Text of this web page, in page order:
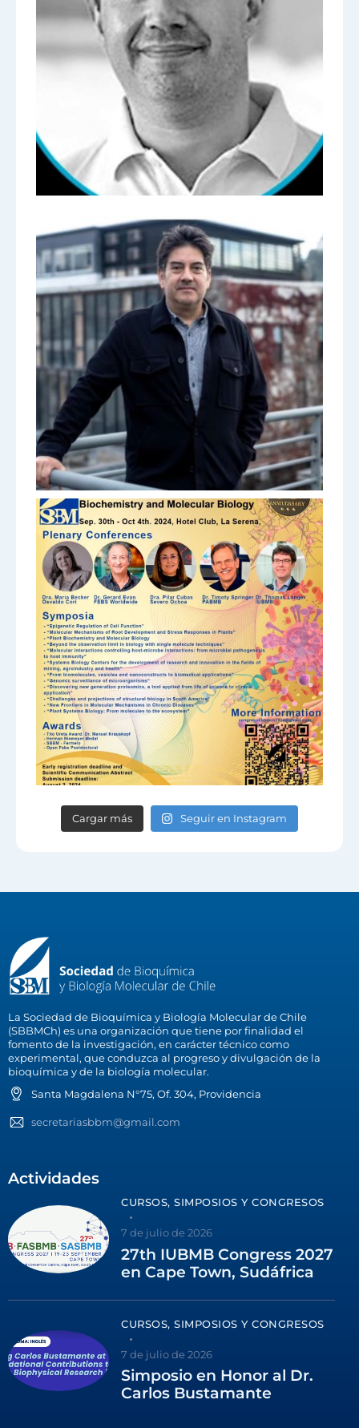
Cargar más Seguir en Instagram
La Sociedad de Bioquímica y Biología Molecular de Chile
(SBBMCh) es una organización que tiene por finalidad el
fomento de la investigación, en carácter técnico como
experimental, que conduzca al progreso y divulgación de la
bioquímica y de la biología molecular.
Santa Magdalena N°75, Of. 304, Providencia
secretariasbbm@gmail.com
Actividades
CURSOS, SIMPOSIOS Y CONGRESOS
7 de julio de 2026
27th IUBMB Congress 2027
en Cape Town, Sudáfrica
CURSOS, SIMPOSIOS Y CONGRESOS
7 de julio de 2026
Simposio en Honor al Dr.
Carlos Bustamante